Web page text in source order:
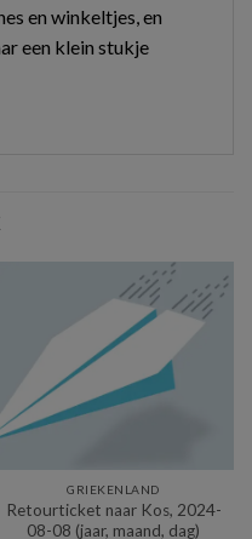
en winkeltjes, en
een klein stukje
GRIEKENLAND
Retourticket naar Kos, 2024-
08-08 (jaar, maand, dag)